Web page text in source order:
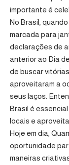
importante é
No Brasil,
marcada para
declarações de
anterior ao Dia
de buscar
aproveitaram a
seus laços.
Brasil é
locais e
Hoje em dia,
oportunidade
maneiras